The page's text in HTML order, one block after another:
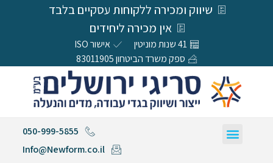
שיווק ומכירה ללקוחות עסקיים בלבד
אין מכירה ליחידים
41 שנות מוניטין
אישור ISO
ספק משרד הביטחון 83011905
050-999-5855
Info@Newform.co.il